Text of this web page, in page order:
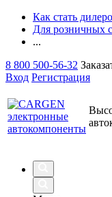
Как стать
Для розничных
...
8 800 500-56-32
Вход Регистрация